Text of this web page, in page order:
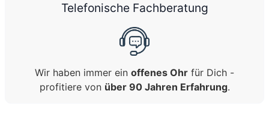
Telefonische Fachberatung
Wir haben immer ein offenes Ohr für Dich -
profitiere von über 90 Jahren Erfahrung.